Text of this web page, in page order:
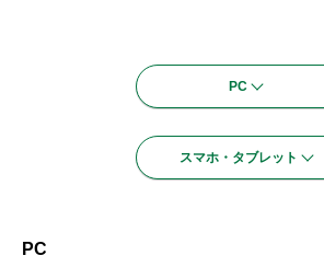
セキュリティ
PC
スマホ・タブレット
PC